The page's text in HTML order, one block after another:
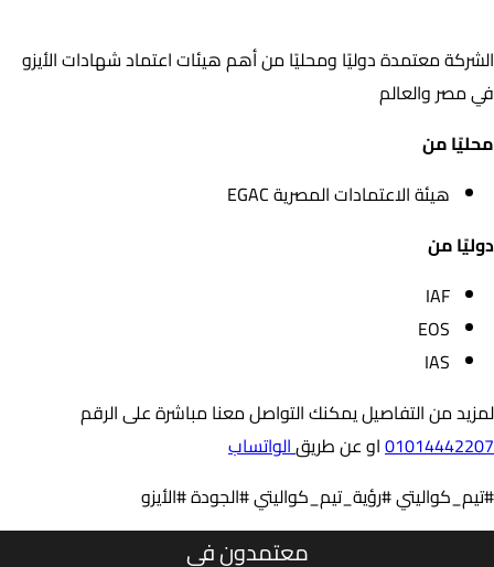
الشركة معتمدة دوليًا ومحليًا من أهم هيئات اعتماد شهادات الأيزو
في مصر والعالم
محليًا من
هيئة الاعتمادات المصرية EGAC
دوليًا من
IAF
EOS
IAS
لمزيد من التفاصيل يمكنك التواصل معنا مباشرة على الرقم
01014442207او عن طريقالواتساب
#تيم_كواليتي #رؤية_تيم_كواليتي #الجودة #الأيزو
معتمدون في